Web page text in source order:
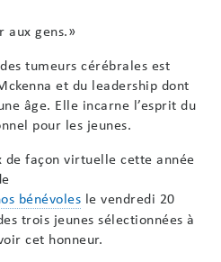
aux gens.»
tumeurs cérébrales est
et du leadership dont
âge. Elle incarne l’esprit du
pour les jeunes.
de façon virtuelle cette année
bénévoles le vendredi 20
trois jeunes sélectionnées à
cet honneur.